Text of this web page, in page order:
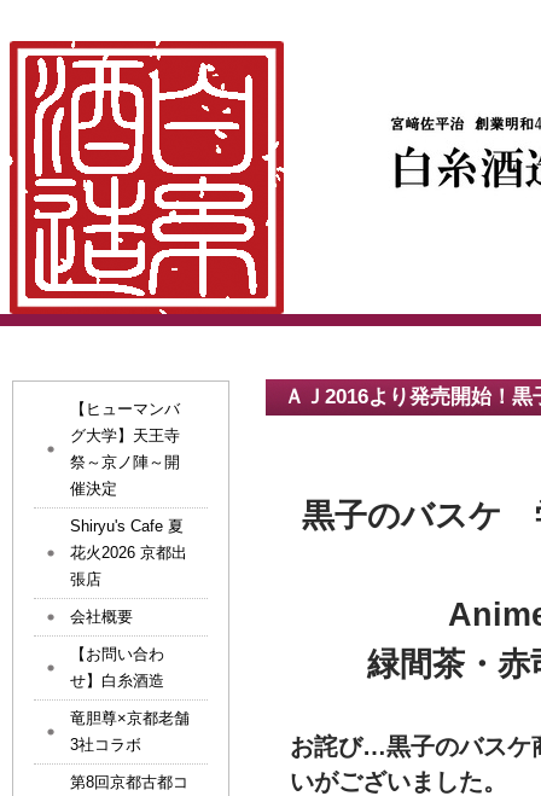
ＡＪ2016より発売開始！
黒子のバスケ
緑間茶・
お詫び…黒子のバスケ
いがございました。
【ヒューマンバ
グ大学】天王寺
祭～京ノ陣～開
催決定
Shiryu's Cafe 夏
花火2026 京都出
張店
会社概要
【お問い合わ
せ】白糸酒造
竜胆尊×京都老舗
3社コラボ
第8回京都古都コ